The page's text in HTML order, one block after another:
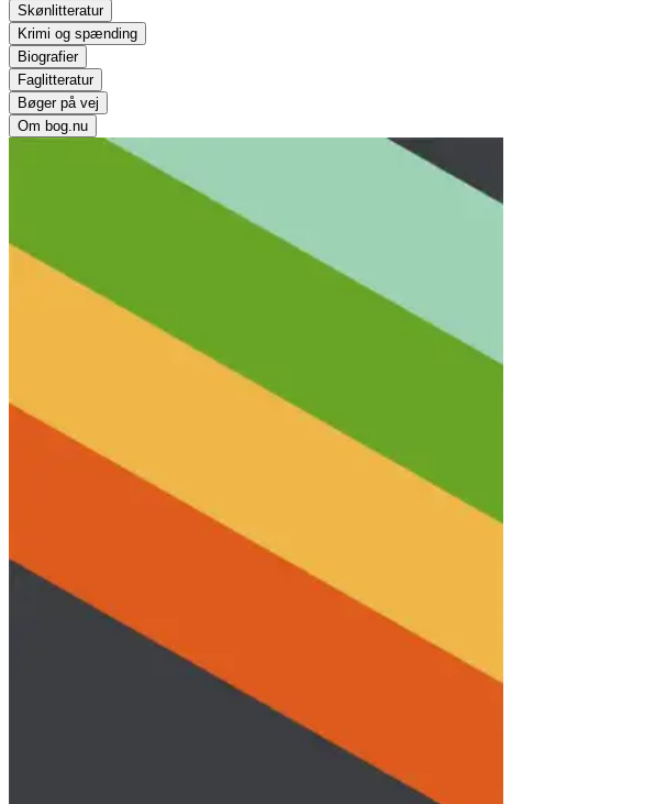
Skønlitteratur
Krimi og spænding
Biografier
Faglitteratur
Bøger på vej
Om bog.nu